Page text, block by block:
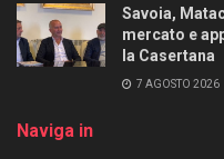
Savoia,
mercato e
la Casertana
7 AGOSTO 2026
Naviga in